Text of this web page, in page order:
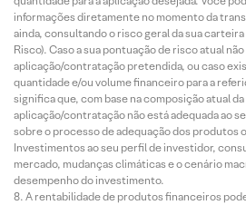
informações diretamente no momento da
ainda, consultando o risco geral da sua
Risco). Caso a sua pontuação de risco atual
aplicação/contratação pretendida, ou caso
quantidade e/ou volume financeiro para a
significa que, com base na composição atual
aplicação/contratação não está adequada ao
sobre o processo de adequação dos produtos
Investimentos ao seu perfil de investidor,
mercado, mudanças climáticas e o cenário
desempenho do investimento.
A rentabilidade de produtos financeiros